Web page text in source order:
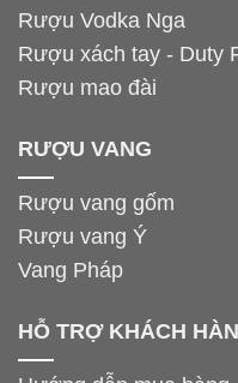
Rượu Vodka Nga
Rượu xách tay - Duty
Rượu mao đài
RƯỢU VANG
Rượu vang gốm
Rượu vang Ý
Vang Pháp
HỖ TRỢ KHÁCH